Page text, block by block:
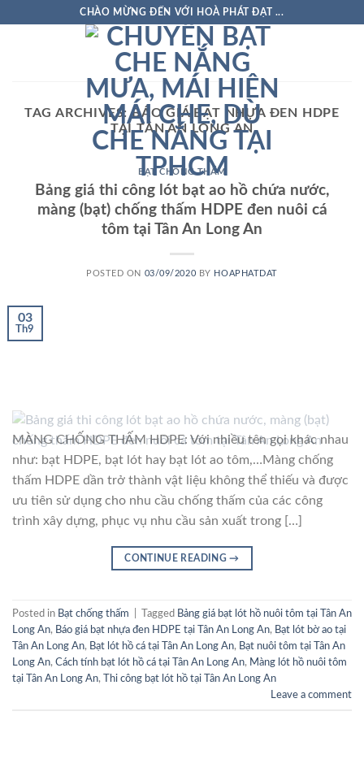
CHÀO MỪNG ĐẾN VỚI HOÀ PHÁT ĐẠT ...
TAG ARCHIVES:BÁO GIÁ BẠT NHỰA ĐEN HDPE
TẠI TÂN AN LONG AN
BẠT CHỐNG THẤM
Bảng giá thi công lót bạt ao hồ chứa nước,
màng (bạt) chống thấm HDPE đen nuôi cá
tôm tại Tân An Long An
POSTED ON 03/09/2020 BY HOAPHATDAT
03
Th9
MÀNG CHỐNG THẤM HDPE: Với nhiều tên gọi khác nhau
như: bạt HDPE, bạt lót hay bạt lót ao tôm,…Màng chống
thấm HDPE dần trở thành vật liệu không thể thiếu và được
ưu tiên sử dụng cho nhu cầu chống thấm của các công
trình xây dựng, phục vụ nhu cầu sản xuất trong […]
CONTINUE READING→
Posted in Bạt chống thấm Tagged Bảng giá bạt lót hồ nuôi tôm tại Tân An
Long An, Báo giá bạt nhựa đen HDPE tại Tân An Long An, Bạt lót bờ ao tại
Tân An Long An, Bạt lót hồ cá tại Tân An Long An, Bạt nuôi tôm tại Tân An
Long An, Cách tính bạt lót hồ cá tại Tân An Long An, Màng lót hồ nuôi tôm
tại Tân An Long An,
Thi công bạt lót hồ tại Tân An Long An
Leave a comment